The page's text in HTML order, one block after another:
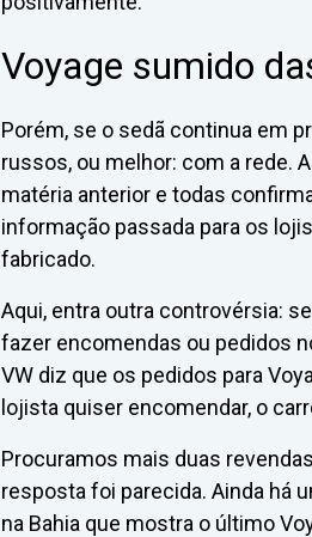
Voyage sumido
Porém, se o sedã continua em
russos, ou melhor: com a rede.
matéria anterior e todas
informação passada para os
fabricado.
Aqui, entra outra controvérsia:
fazer encomendas ou pedidos
VW diz que os pedidos para
lojista quiser encomendar, o
Procuramos mais duas
resposta foi parecida. Ainda há
na Bahia que mostra o último